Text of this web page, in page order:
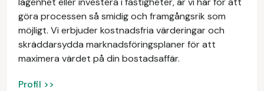
göra processen så smidig och framgångsrik som
möjligt. Vi erbjuder kostnadsfria värderingar och
skräddarsydda marknadsföringsplaner för att
maximera värdet på din bostadsaffär.
Profil >>